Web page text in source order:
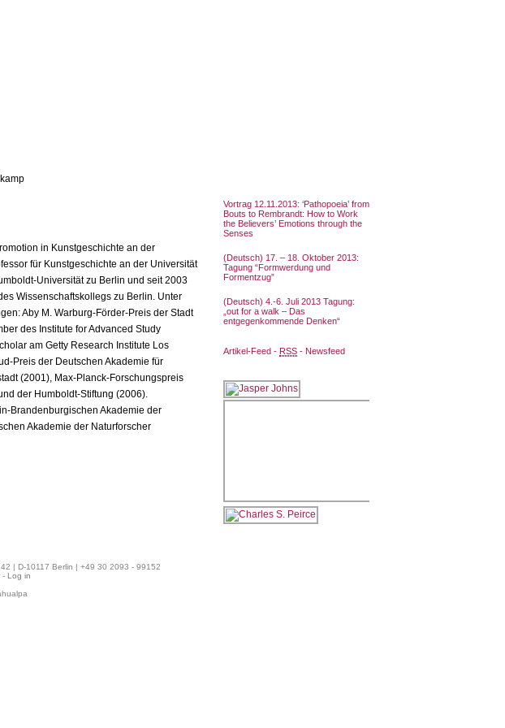
in Kunstgeschichte an der
für Kunstgeschichte an der Universität
Universität zu Berlin und seit 2003
Wissenschaftskollegs zu Berlin. Unter
Aby M. Warburg-Förder-Preis der Stadt
des Institute for Advanced Study
am Getty Research Institute Los
Preis der Deutschen Akademie für
(2001), Max-Planck-Forschungspreis
der Humboldt-Stiftung (2006).
Brandenburgischen Akademie der
Akademie der Naturforscher
Vortrag 12.11.2013: ‘Pathopoeia’ from
Bouts to Rembrandt: How to Work
the Believers’ Emotions through the
Senses
(Deutsch) 17. – 18. Oktober 2013:
Tagung “Formwerdung und
Formentzug”
(Deutsch) 4.-6. Juli 2013 Tagung:
„out for a walk – Das
entgegenkommende Denken“
Artikel-Feed - RSS - Newsfeed
| D-10117 Berlin | +49 30 2093 - 99152
- Log in